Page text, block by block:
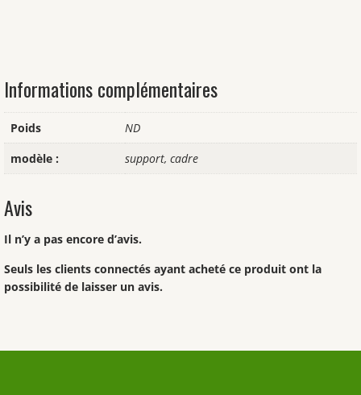
Informations complémentaires
Poids
ND
modèle :
support, cadre
Avis
Il n’y a pas encore d’avis.
Seuls les clients connectés ayant acheté ce produit ont la
possibilité de laisser un avis.